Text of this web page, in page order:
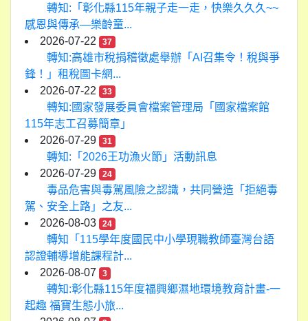
轉知:「彰化縣115年親子走一走，快樂久久久~~
感恩與傳承—樂齡童...
2026-07-22
37
轉知:高雄市稅捐稽徵處舉辦「AI召集令！稅與爭
鋒！」租稅圖卡網...
2026-07-22
33
轉知:國家發展委員會檔案管理局「國家檔案館
115年志工召募簡章」
2026-07-29
31
轉知:「2026王功漁火節」活動訊息
2026-07-29
24
毒品危害與毒駕風險之認識，共同營造「拒絕毒
駕、安全上路」之友...
2026-08-03
24
轉知「115學年度國民中小學現職教師臺灣台語
認證輔導增能課程計...
2026-08-07
3
轉知:彰化縣115年度福興鄉濕地環境教育計畫-一
起趣 福寶生態小旅...